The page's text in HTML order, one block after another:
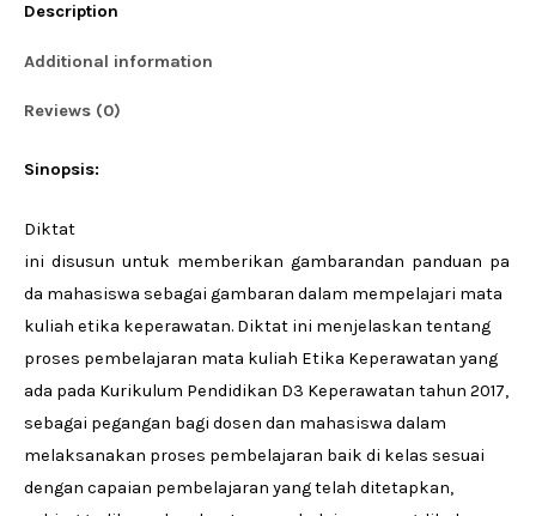
Description
Additional information
Reviews (0)
Sinopsis:
Diktat
ini disusun untuk memberikan gambarandan panduan pa
da mahasiswa sebagai gambaran dalam mempelajari mata
kuliah etika keperawatan. Diktat ini menjelaskan tentang
proses pembelajaran mata kuliah Etika Keperawatan yang
ada pada Kurikulum Pendidikan D3 Keperawatan tahun 2017,
sebagai pegangan bagi dosen dan mahasiswa dalam
melaksanakan proses pembelajaran baik di kelas sesuai
dengan capaian pembelajaran yang telah ditetapkan,